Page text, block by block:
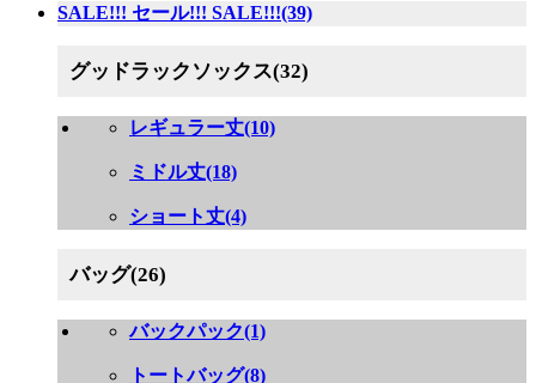
SALE!!! セール!!! SALE!!!(39)
グッドラックソックス(32)
レギュラー丈(10)
ミドル丈(18)
ショート丈(4)
バッグ(26)
バックパック(1)
トートバッグ(8)